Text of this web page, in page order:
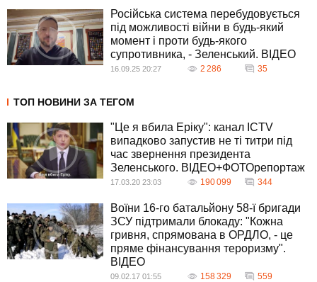
Російська система перебудовується
під можливості війни в будь-який
момент і проти будь-якого
супротивника, - Зеленський. ВIДЕО
16.09.25 20:27 2 286 35
ТОП НОВИНИ ЗА ТЕГОМ
"Це я вбила Еріку": канал ICTV
випадково запустив не ті титри під
час звернення президента
Зеленського. ВІДЕО+ФОТОрепортаж
17.03.20 23:03 190 099 344
Воїни 16-го батальйону 58-ї бригади
ЗСУ підтримали блокаду: "Кожна
гривня, спрямована в ОРДЛО, - це
пряме фінансування тероризму".
ВIДЕО
09.02.17 01:55 158 329 559